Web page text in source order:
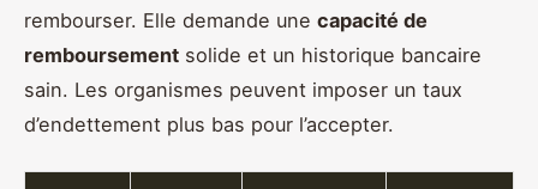
rembourser. Elle demande une capacité de
remboursement solide et un historique bancaire
sain. Les organismes peuvent imposer un taux
d’endettement plus bas pour l’accepter.